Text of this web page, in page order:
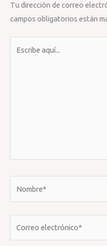
Tu dirección de correo
campos obligatorios están